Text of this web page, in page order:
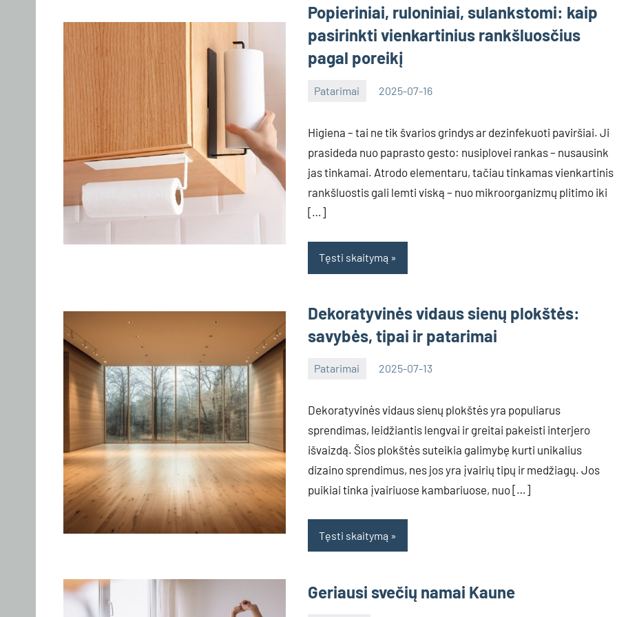
Popieriniai, ruloniniai, sulankstomi: kaip
pasirinkti vienkartinius rankšluosčius
pagal poreikį
Patarimai 2025-07-16
Higiena – tai ne tik švarios grindys ar dezinfekuoti paviršiai. Ji
prasideda nuo paprasto gesto: nusiplovei rankas – nusausink
jas tinkamai. Atrodo elementaru, tačiau tinkamas vienkartinis
rankšluostis gali lemti viską – nuo mikroorganizmų plitimo iki
[…]
Tęsti skaitymą
Dekoratyvinės vidaus sienų plokštės:
savybės, tipai ir patarimai
Patarimai 2025-07-13
Dekoratyvinės vidaus sienų plokštės yra populiarus
sprendimas, leidžiantis lengvai ir greitai pakeisti interjero
išvaizdą. Šios plokštės suteikia galimybę kurti unikalius
dizaino sprendimus, nes jos yra įvairių tipų ir medžiagų. Jos
puikiai tinka įvairiuose kambariuose, nuo […]
Tęsti skaitymą
Geriausi svečių namai Kaune